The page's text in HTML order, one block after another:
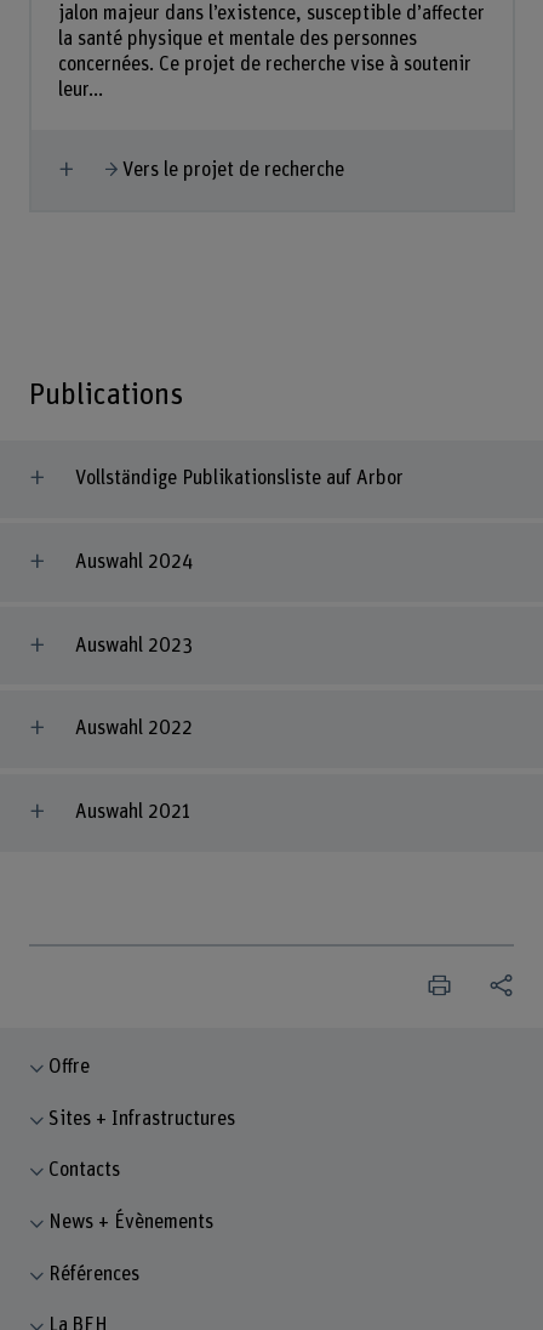
jalon majeur dans l’existence, susceptible d’affecter
la santé physique et mentale des personnes
concernées. Ce projet de recherche vise à soutenir
leur...
Afficher plus
Vers le projet de recherche
Publications
Vollständige Publikationsliste auf Arbor
Auswahl 2024
Auswahl 2023
Auswahl 2022
Auswahl 2021
Offre
Sites + Infrastructures
Contacts
News + Évènements
Références
La BFH